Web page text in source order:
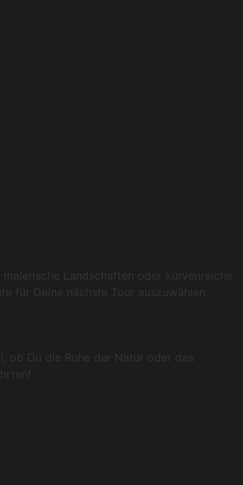
Landschaften oder kurvenreiche
für Deine nächste Tour auszuwählen.
ob Du die Ruhe der Natur oder das